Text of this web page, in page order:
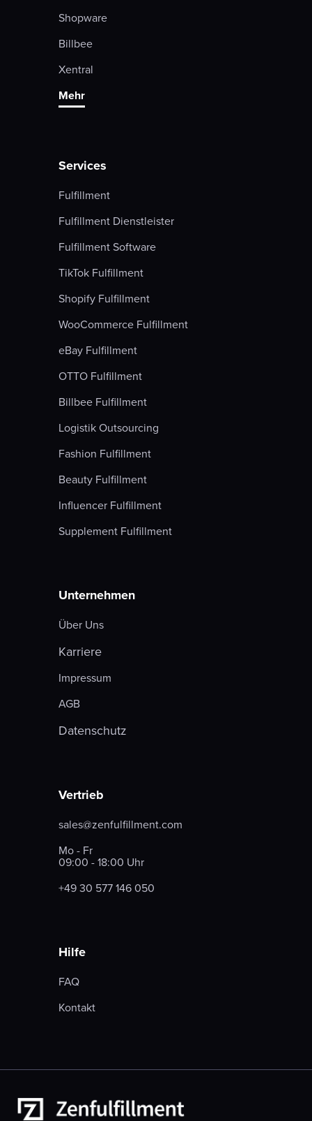
Shopware
Billbee
Xentral
Mehr
Services
Fulfillment
Fulfillment Dienstleister
Fulfillment Software
TikTok Fulfillment
Shopify Fulfillment
WooCommerce Fulfillment
eBay Fulfillment
OTTO Fulfillment
Billbee Fulfillment
Logistik Outsourcing
Fashion Fulfillment
Beauty Fulfillment
Influencer Fulfillment
Supplement Fulfillment
Unternehmen
Über Uns
Karriere
Impressum
AGB
Datenschutz
Vertrieb
sales@zenfulfillment.com
Mo - Fr
09:00 - 18:00 Uhr
+49 30 577 146 050
Hilfe
FAQ
Kontakt